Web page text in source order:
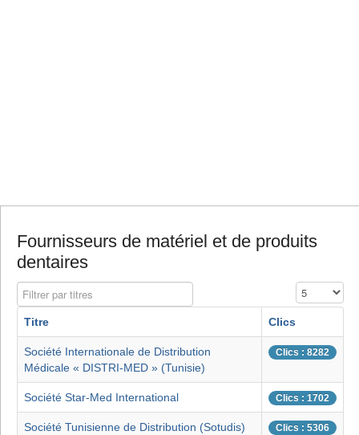
Fournisseurs de matériel et de produits
dentaires
Filtrer par titres Affichage #
Titre Clics
Société Internationale de Distribution
Médicale « DISTRI-MED » (Tunisie)
Clics : 8282
Société Star-Med International Clics : 1702
Société Tunisienne de Distribution (Sotudis) Clics : 5306